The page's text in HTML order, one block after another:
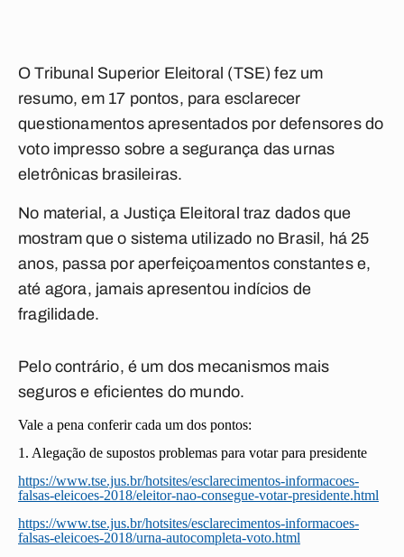
O Tribunal Superior Eleitoral (TSE) fez um
resumo, em 17 pontos, para esclarecer
questionamentos apresentados por defensores do
voto impresso sobre a segurança das urnas
eletrônicas brasileiras.
No material, a Justiça Eleitoral traz dados que
mostram que o sistema utilizado no Brasil, há 25
anos, passa por aperfeiçoamentos constantes e,
até agora, jamais apresentou indícios de
fragilidade.
Pelo contrário, é um dos mecanismos mais
seguros e eficientes do mundo.
Vale a pena conferir cada um dos pontos:
1. Alegação de supostos problemas para votar para presidente
https://www.tse.jus.br/hotsites/esclarecimentos-informacoes-
falsas-eleicoes-2018/eleitor-nao-consegue-votar-presidente.html
https://www.tse.jus.br/hotsites/esclarecimentos-informacoes-
falsas-eleicoes-2018/urna-autocompleta-voto.html